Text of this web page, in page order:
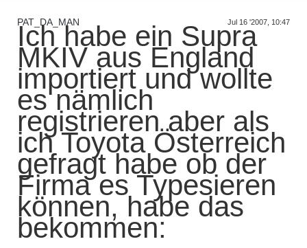
generations
PAT_DA_MAN Jul 16 '2007, 10:47
Ich habe ein Supra
MKIV aus England
importiert und wollte
es nämlich
registrieren aber als
ich Toyota Österreich
gefragt habe ob der
Firma es Typesieren
können, habe das
bekommen: